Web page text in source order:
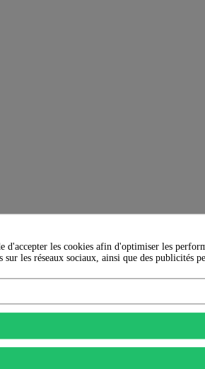
d'accepter les cookies afin d'optimiser les
les réseaux sociaux, ainsi que des publicités